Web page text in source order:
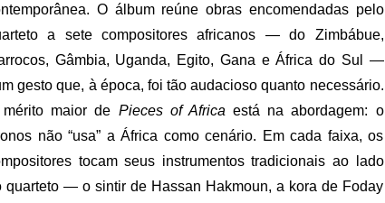
O álbum reúne obras encomendadas pelo
a sete compositores africanos — do Zimbábue,
Gâmbia, Uganda, Egito, Gana e África do Sul —
gesto que, à época, foi tão audacioso quanto necessário.
maior de Pieces of Africa está na abordagem: o
não “usa” a África como cenário. Em cada faixa, os
tocam seus instrumentos tradicionais ao lado
quarteto — o sintir de Hassan Hakmoun, a kora de Foday